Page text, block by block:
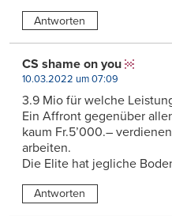
Antworten
CS shame on you
10.03.2022 um 07:09
3.9 Mio für welche
Ein Affront gegenüber
kaum Fr.5’000.–
arbeiten.
Die Elite hat jegliche
Antworten